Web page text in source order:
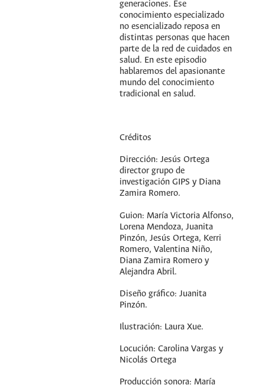
generaciones. Ese
conocimiento especializado
no esencializado reposa en
distintas personas que hacen
parte de la red de cuidados en
salud. En este episodio
hablaremos del apasionante
mundo del conocimiento
tradicional en salud.
Créditos
Dirección: Jesús Ortega
director grupo de
investigación GIPS y Diana
Zamira Romero.
Guion: María Victoria Alfonso,
Lorena Mendoza, Juanita
Pinzón, Jesús Ortega, Kerri
Romero, Valentina Niño,
Diana Zamira Romero y
Alejandra Abril.
Diseño gráfico: Juanita
Pinzón.
Ilustración: Laura Xue.
Locución: Carolina Vargas y
Nicolás Ortega
Producción sonora: María